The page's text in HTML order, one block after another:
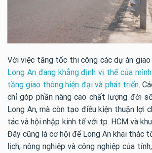
Với việc tăng tốc thi công các dự án
Long An đang khẳng định vị thế của
tầng giao thông hiện đại và phát triển.
chỉ góp phần nâng cao chất lượng đời
Long An, mà còn tạo điều kiện thuận lợi
tác và hội nhập kinh tế với tp. HCM và
Đây cũng là cơ hội để Long An khai thác
lịch, nông nghiệp và công nghiệp của